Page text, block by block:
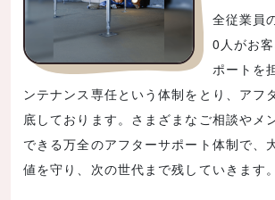
全従業員
0人がお
ポートを
ンテナンス専任という体制をとり、アフ
底しております。さまざまなご相談やメ
できる万全のアフターサポート体制で、
値を守り、次の世代まで残していきます。